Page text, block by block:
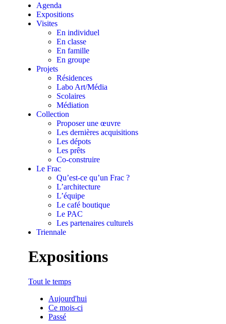
Agenda
Expositions
Visites
En individuel
En classe
En famille
En groupe
Projets
Résidences
Labo Art/Média
Scolaires
Médiation
Collection
Proposer une œuvre
Les dernières acquisitions
Les dépots
Les prêts
Co-construire
Le Frac
Qu’est-ce qu’un Frac ?
L’architecture
L’équipe
Le café boutique
Le PAC
Les partenaires culturels
Triennale
Expositions
Tout le temps
Aujourd'hui
Ce mois-ci
Passé